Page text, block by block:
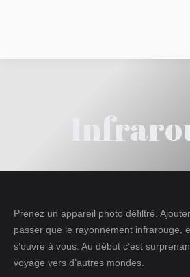
Prenez un appareil photo défiltré.
passer que le rayonnement infrarouge,
s’ouvre à vous. Au début c’est
voyage vers d’autres mondes.